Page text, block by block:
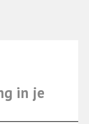
in je